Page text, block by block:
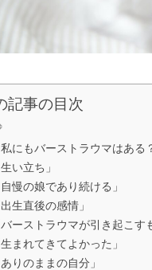
記事の目次
私にもバーストラウマはある
生い立ち」
自慢の娘であり続ける」
出生直後の感情」
バーストラウマが引き起こす
生まれてきてよかった」
ありのままの自分」